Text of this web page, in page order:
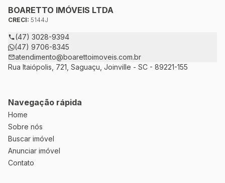
ao CRECI-5144J – estarão sempre prontos para responder-lhe
todas as suas dúvidas sobre casas, apartamentos, terrenos,
salas comerciais e outros produtos imobiliários.
BOARETTO IMÓVEIS LTDA
CRECI: 5144J
(47) 3028-9394
(47) 9706-8345
atendimento@boarettoimoveis.com.br
Rua Itaiópolis, 721, Saguaçu, Joinville - SC - 89221-155
Navegação rápida
Home
Sobre nós
Buscar imóvel
Anunciar imóvel
Contato